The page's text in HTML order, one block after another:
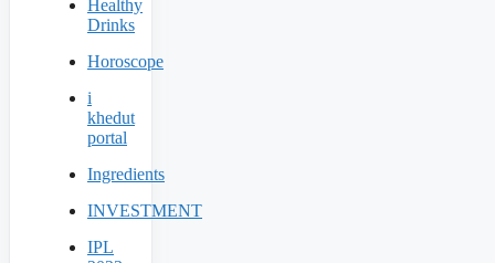
Healthy
Drinks
Horoscope
i
khedut
portal
Ingredients
INVESTMENT
IPL